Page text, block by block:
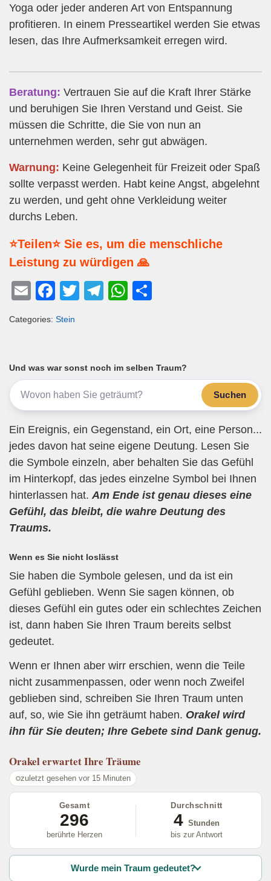
Yoga oder jeder anderen Art von Entspannung
profitieren. In einem Presseartikel werden Sie etwas
lesen, das Ihre Aufmerksamkeit erregen wird.
Beratung: Vertrauen Sie auf die Kraft Ihrer Stärke
und beruhigen Sie Ihren Verstand und Geist. Sie
müssen die Schritte, die Sie von nun an
unternehmen werden, sehr gut abwägen.
Warnung: Keine Gelegenheit für Freizeit oder Spaß
sollte verpasst werden. Habt keine Angst, abgelehnt
zu werden, und geht ohne Verkleidung weiter
durchs Leben.
⭐Teilen⭐ Sie es, um die menschliche
Leistung zu würdigen 🙏
E
ail
F
c
b
o
o
k
T
T
a
m
W
A
p
p
Categories: Stein
Und was war sonst noch im selben Traum?
Suchen
Ein Ereignis, ein Gegenstand, ein Ort, eine Person...
jedes davon hat seine eigene Deutung. Lesen Sie
die Symbole einzeln, aber behalten Sie das Gefühl
im Hinterkopf, das jedes einzelne Symbol bei Ihnen
hinterlassen hat. Am Ende ist genau dieses eine
Gefühl, das bleibt, die wahre Deutung des
Traums.
Wenn es Sie nicht loslässt
Sie haben die Symbole gelesen, und da ist ein
Gefühl geblieben. Wenn Sie sagen können, ob
dieses Gefühl ein gutes oder ein schlechtes Zeichen
ist, dann haben Sie Ihren Traum bereits selbst
gedeutet.
Wenn er Ihnen aber wirr erschien, wenn die Teile
nicht zusammenpassen, oder wenn noch Zweifel
geblieben sind, schreiben Sie Ihren Traum unten
auf, so, wie Sie ihn geträumt haben. Orakel wird
ihn für Sie deuten; Ihre Gebete sind Dank genug.
Orakelerwartet Ihre Träume
zuletzt gesehen vor 15 Minuten
Gesamt
296
berührte Herzen
Durchschnitt
4 Stunden
bis zur Antwort
Wurde mein Traum gedeutet?